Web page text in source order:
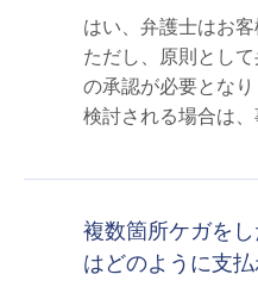
はい、弁護士はお客
ただし、原則とし
の承認が必要とな
検討される場合は、
複数箇所ケガを
はどのように支